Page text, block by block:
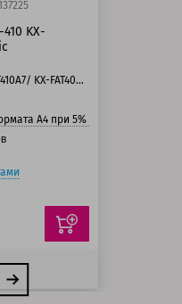
KX-
Panasonic KX-FAT410A7/ KX-FAT400A7
А4 при 5% заполнении